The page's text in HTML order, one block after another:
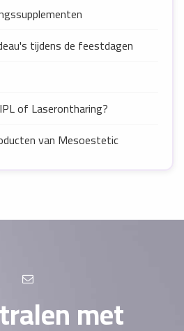
tijdens de feestdagen
of Laserontharing?
van Mesoestetic
met